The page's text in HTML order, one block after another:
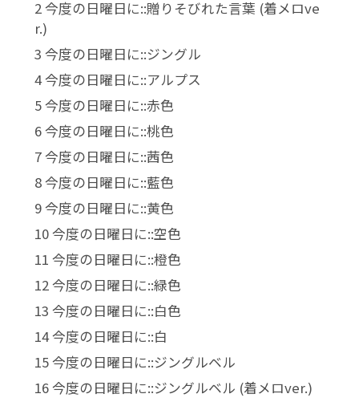
2 今度の日曜日に::贈りそびれた言葉 (着メロve
r.)
3 今度の日曜日に::ジングル
4 今度の日曜日に::アルプス
5 今度の日曜日に::赤色
6 今度の日曜日に::桃色
7 今度の日曜日に::茜色
8 今度の日曜日に::藍色
9 今度の日曜日に::黄色
10 今度の日曜日に::空色
11 今度の日曜日に::橙色
12 今度の日曜日に::緑色
13 今度の日曜日に::白色
14 今度の日曜日に::白
15 今度の日曜日に::ジングルベル
16 今度の日曜日に::ジングルベル (着メロver.)